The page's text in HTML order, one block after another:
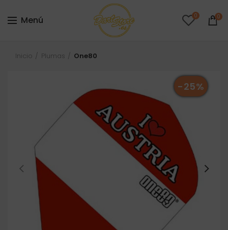
Menú 0 0
Inicio Plumas One80
-25%